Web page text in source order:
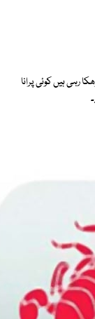
رہی ہیں کوئی پرانا